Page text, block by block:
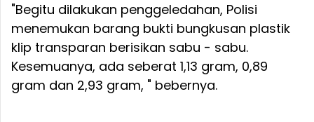
"Begitu dilakukan penggeledahan, Polisi
menemukan barang bukti bungkusan plastik
klip transparan berisikan sabu - sabu.
Kesemuanya, ada seberat 1,13 gram, 0,89
gram dan 2,93 gram, " bebernya.